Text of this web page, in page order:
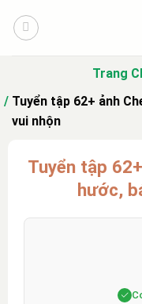
qua
Trang
Tuyển tập 62+ ảnh
vui nhộn
Tuyển tập
hước,